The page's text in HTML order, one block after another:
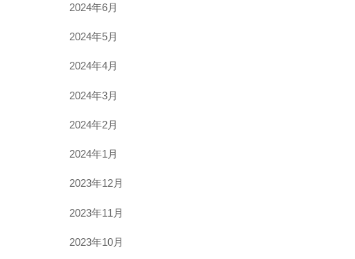
2024年6月
2024年5月
2024年4月
2024年3月
2024年2月
2024年1月
2023年12月
2023年11月
2023年10月